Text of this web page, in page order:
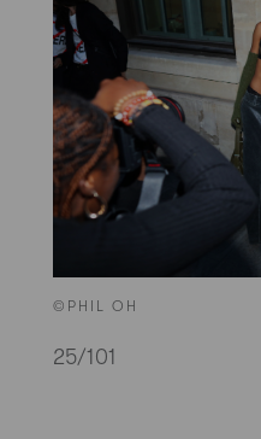
©PHIL OH
25/101